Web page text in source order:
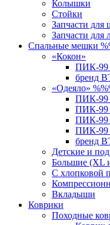
Колышки
Стойки
Запчасти для
Запчасти для
Спальные мешки
«Кокон»
ПИК-99
бренд
«Одеяло»
ПИК-99
ПИК-99
ПИК-99
ПИК-99
бренд
Детские и
Большие (XL
С хлопковой
Вкладыши
Коврики
Походные